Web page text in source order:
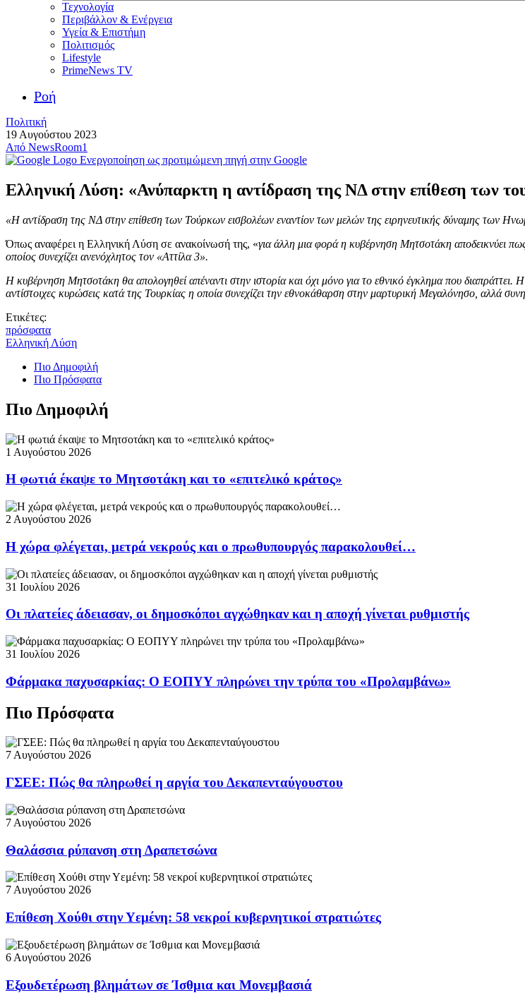
Τεχνολογία
Περιβάλλον & Ενέργεια
Υγεία & Επιστήμη
Πολιτισμός
Lifestyle
PrimeNews TV
Ροή
Πολιτική
19 Αυγούστου 2023
Από NewsRoom1
Ενεργοποίηση ως προτιμώμενη πηγή στην Google
Ελληνική Λύση: «Ανύπαρκτη η αντίδραση της ΝΔ στην επίθεση των
«Η αντίδραση της ΝΔ στην επίθεση των Τούρκων εισβολέων εναντίον των μελών της ειρηνευτικής δύναμης των
Όπως αναφέρει η Ελληνική Λύση σε ανακοίνωσή της, «για άλλη μια φορά η κυβέρνηση Μητσοτάκη αποδεικνύει
οποίος συνεχίζει ανενόχλητος τον «Αττίλα 3».
Η κυβέρνηση Μητσοτάκη θα απολογηθεί απέναντι στην ιστορία και όχι μόνο για το εθνικό έγκλημα που διαπράττει. Η
αντίστοιχες κυρώσεις κατά της Τουρκίας η οποία συνεχίζει την εθνοκάθαρση στην μαρτυρική Μεγαλόνησο, αλλά
Ετικέτες:
πρόσφατα
Ελληνική Λύση
Πιο Δημοφιλή
Πιο Πρόσφατα
Πιο Δημοφιλή
1 Αυγούστου 2026
Η φωτιά έκαψε το Μητσοτάκη και το «επιτελικό κράτος»
2 Αυγούστου 2026
Η χώρα φλέγεται, μετρά νεκρούς και ο πρωθυπουργός παρακολουθεί…
31 Ιουλίου 2026
Οι πλατείες άδειασαν, οι δημοσκόποι αγχώθηκαν και η αποχή γίνεται ρυθμιστής
31 Ιουλίου 2026
Φάρμακα παχυσαρκίας: Ο ΕΟΠΥΥ πληρώνει την τρύπα του «Προλαμβάνω»
Πιο Πρόσφατα
7 Αυγούστου 2026
ΓΣΕΕ: Πώς θα πληρωθεί η αργία του Δεκαπενταύγουστου
7 Αυγούστου 2026
Θαλάσσια ρύπανση στη Δραπετσώνα
7 Αυγούστου 2026
Επίθεση Χούθι στην Υεμένη: 58 νεκροί κυβερνητικοί στρατιώτες
6 Αυγούστου 2026
Εξουδετέρωση βλημάτων σε Ίσθμια και Μονεμβασιά